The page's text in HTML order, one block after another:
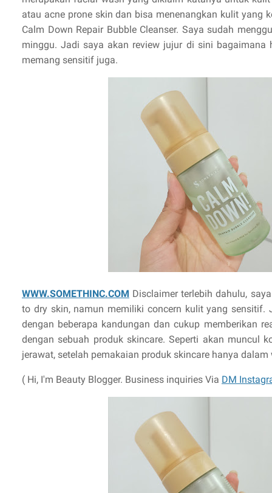
atau acne prone skin dan bisa menenangkan kulit yang
Calm Down Repair Bubble Cleanser. Saya sudah
minggu. Jadi saya akan review jujur di sini bagaimana
memang sensitif juga.
WWW.SOMETHINC.COM Disclaimer terlebih dahulu,
to dry skin, namun memiliki concern kulit yang sensitif.
dengan beberapa kandungan dan cukup memberikan
dengan sebuah produk skincare. Seperti akan muncul
jerawat, setelah pemakaian produk skincare hanya
( Hi, I'm Beauty Blogger. Business inquiries Via DM